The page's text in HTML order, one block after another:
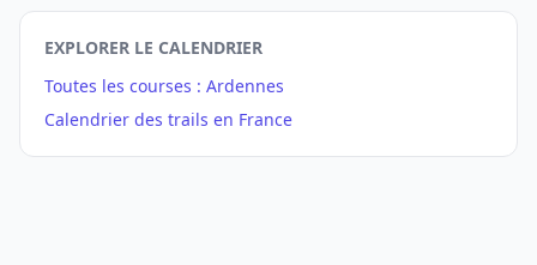
EXPLORER LE CALENDRIER
Toutes les courses : Ardennes
Calendrier des trails en France